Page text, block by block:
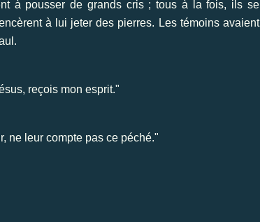
à pousser de grands cris ; tous à la fois, ils se
à lui jeter des pierres. Les témoins avaient
reçois mon esprit."
ne leur compte pas ce péché."